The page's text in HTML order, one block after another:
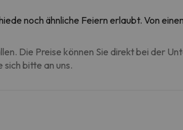
noch ähnliche Feiern erlaubt. Von
Die Preise können Sie direkt bei der
bitte an uns.